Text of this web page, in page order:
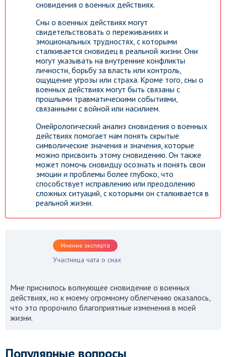
сновидения о военных действиях.
Сны о военных действиях могут
свидетельствовать о переживаниях и
эмоциональных трудностях, с которыми
сталкивается сновидец в реальной жизни. Они
могут указывать на внутренние конфликты
личности, борьбу за власть или контроль,
ощущение угрозы или страха. Кроме того, сны о
военных действиях могут быть связаны с
прошлыми травматическими событиями,
связанными с войной или насилием.
Онейрологический анализ сновидения о военных
действиях помогает нам понять скрытые
символические значения и значения, которые
можно присвоить этому сновидению. Он также
может помочь сновидцу осознать и понять свои
эмоции и проблемы более глубоко, что
способствует исправлению или преодолению
сложных ситуаций, с которыми он сталкивается в
реальной жизни.
Мнение эксперта
Участница чата о снах
Мне приснилось волнующее сновидение о военных
действиях, но к моему огромному облегчению оказалось,
что это пророчило благоприятные изменения в моей
жизни.
Популярные вопросы